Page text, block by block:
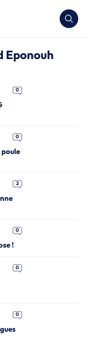
Eponouh
0
0
2
0
!
0
0